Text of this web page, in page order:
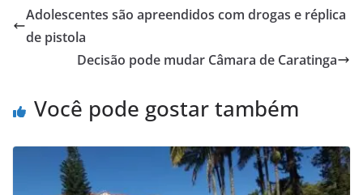
Adolescentes são apreendidos com drogas e réplica
de pistola
Decisão pode mudar Câmara de Caratinga
Você pode gostar também